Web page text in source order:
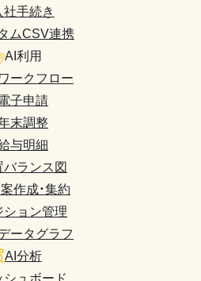
社手続き
ムCSV連携
AI利用
ークフロー
子申請
末調整
与明細
バランス図
作成・集約
ション管理
ータグラフ
AI分析